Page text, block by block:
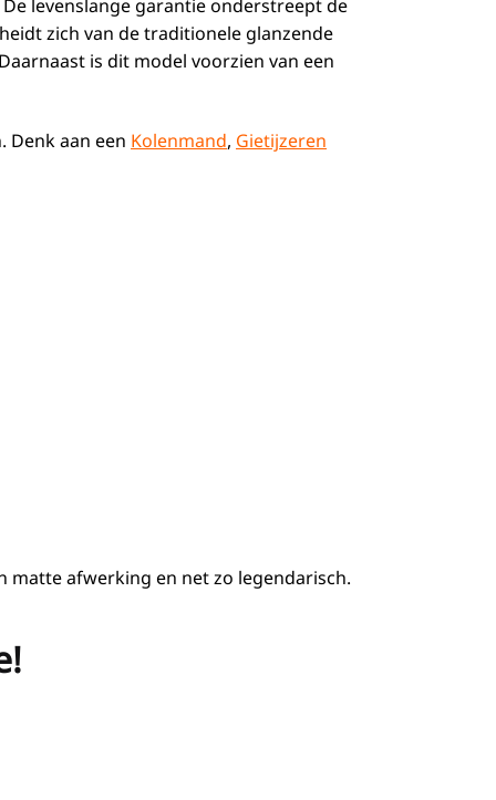
levenslange garantie onderstreept de
zich van de traditionele glanzende
is dit model voorzien van een
Denk aan een Kolenmand, Gietijzeren
matte afwerking en net zo legendarisch.